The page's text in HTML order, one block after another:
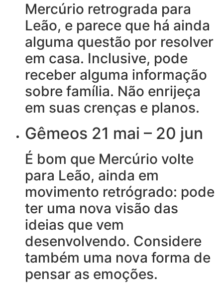
Mercúrio retrograda para
Leão, e parece que há ainda
alguma questão por resolver
em casa. Inclusive, pode
receber alguma informação
sobre família. Não enrijeça
em suas crenças e planos.
Gêmeos 21 mai – 20 jun
É bom que Mercúrio volte
para Leão, ainda em
movimento retrógrado: pode
ter uma nova visão das
ideias que vem
desenvolvendo. Considere
também uma nova forma de
pensar as emoções.